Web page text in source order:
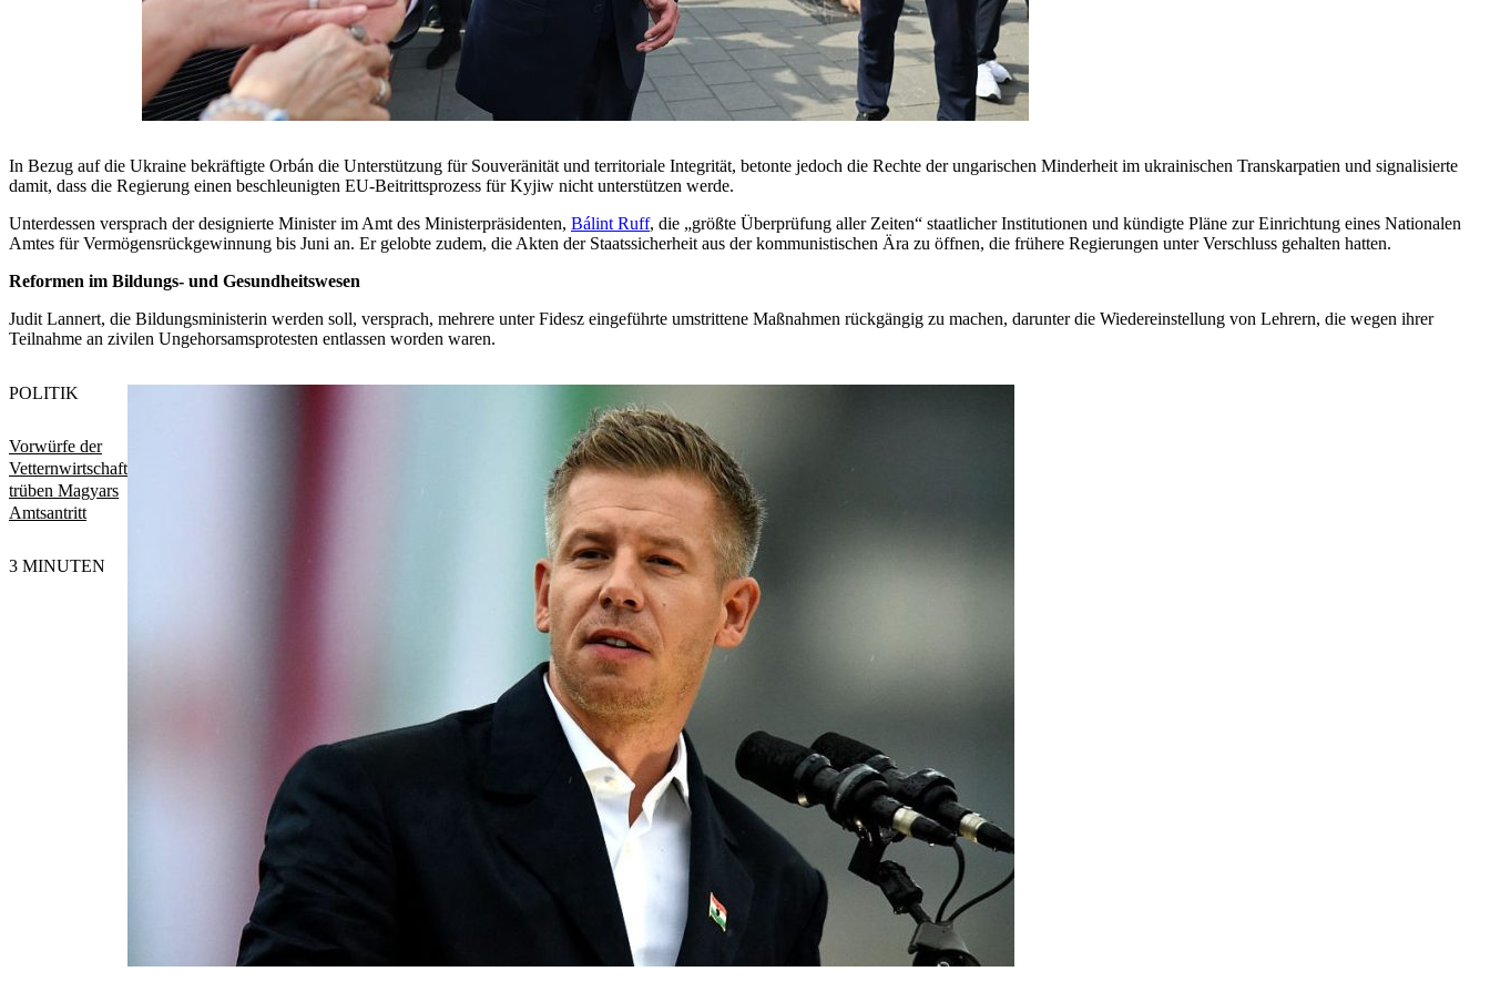
In Bezug auf die Ukraine bekräftigte Orbán die Unterstützung für Souveränität und territoriale Integrität, betonte jedoch die Rechte der ungarischen Minderheit im ukrainischen Transkarpatien und signalisierte
damit, dass die Regierung einen beschleunigten EU-Beitrittsprozess für Kyjiw nicht unterstützen werde.
Unterdessen versprach der designierte Minister im Amt des Ministerpräsidenten, Bálint Ruff, die „größte Überprüfung aller Zeiten“ staatlicher Institutionen und kündigte Pläne zur Einrichtung eines Nationalen
Amtes für Vermögensrückgewinnung bis Juni an. Er gelobte zudem, die Akten der Staatssicherheit aus der kommunistischen Ära zu öffnen, die frühere Regierungen unter Verschluss gehalten hatten.
Reformen im Bildungs- und Gesundheitswesen
Judit Lannert, die Bildungsministerin werden soll, versprach, mehrere unter Fidesz eingeführte umstrittene Maßnahmen rückgängig zu machen, darunter die Wiedereinstellung von Lehrern, die wegen ihrer
Teilnahme an zivilen Ungehorsamsprotesten entlassen worden waren.
Vorwürfe der
Vetternwirtschaft
trüben Magyars
Amtsantritt
POLITIK
3 MINUTEN